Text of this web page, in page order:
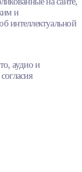
и
интеллектуальной
аудио и